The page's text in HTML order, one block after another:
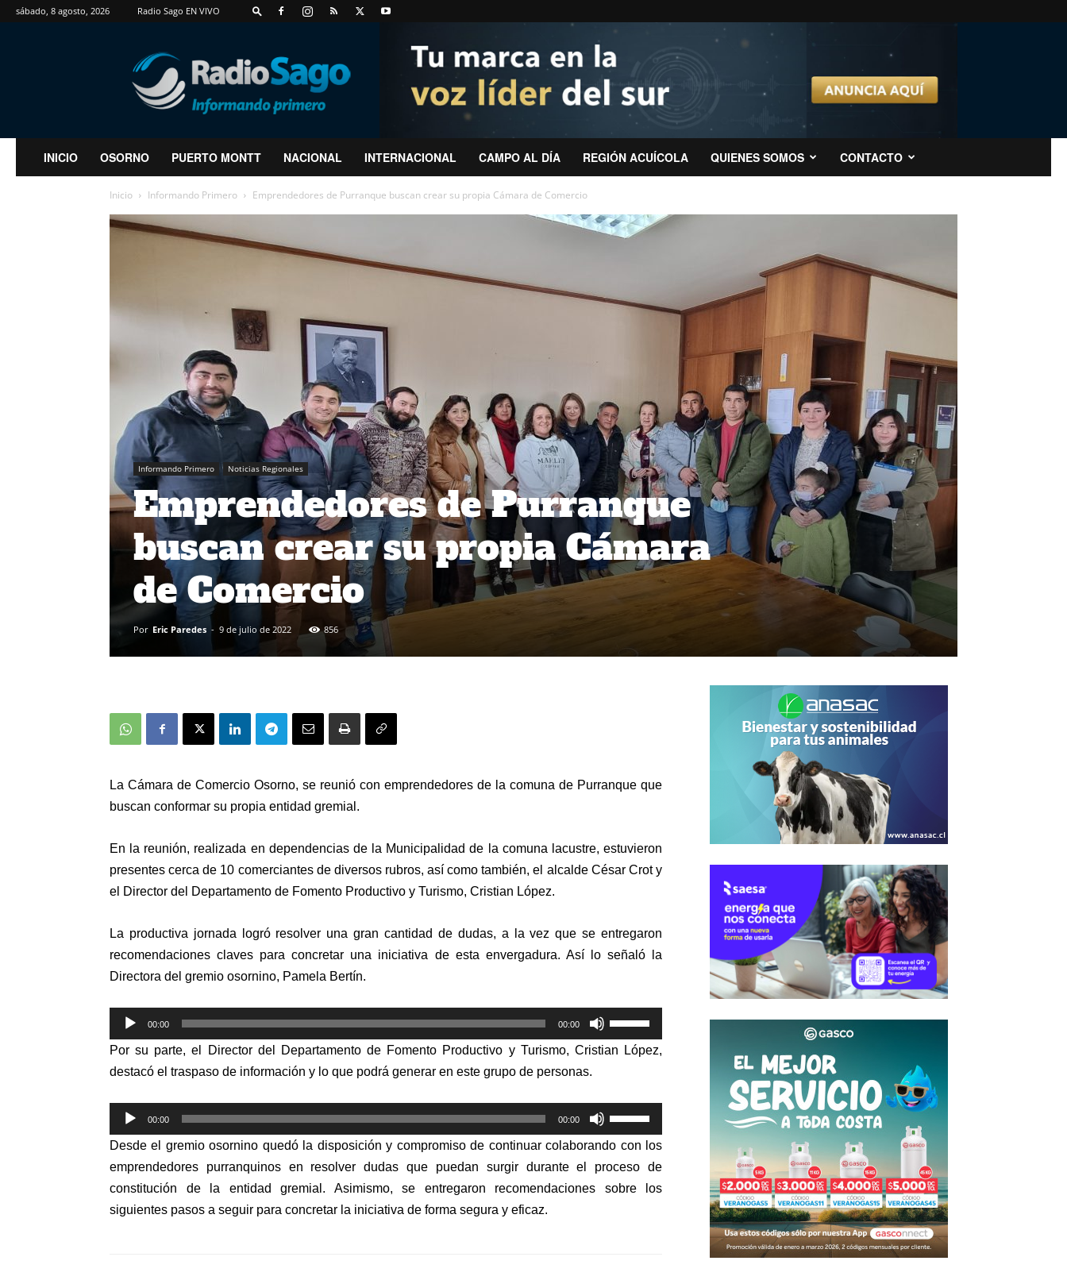
sábado, 8 agosto, 2026 Radio Sago EN VIVO
RadioSago
INICIO OSORNO PUERTO MONTT NACIONAL INTERNACIONAL CAMPO AL DÍA REGIÓN ACUÍCOLA QUIENES SOMOS CONTACTO
Inicio Informando Primero Emprendedores de Purranque buscan crear su propia Cámara de Comercio
Informando Primero Noticias Regionales
Emprendedores de Purranque
buscan crear su propia Cámara
de Comercio
Por Eric Paredes - 9 de julio de 2022 856
La Cámara de Comercio Osorno, se reunió con emprendedores de la comuna de Purranque que
buscan conformar su propia entidad gremial.
En la reunión, realizada en dependencias de la Municipalidad de la comuna lacustre, estuvieron
presentes cerca de 10 comerciantes de diversos rubros, así como también, el alcalde César Crot y
el Director del Departamento de Fomento Productivo y Turismo, Cristian López.
La productiva jornada logró resolver una gran cantidad de dudas, a la vez que se entregaron
recomendaciones claves para concretar una iniciativa de esta envergadura. Así lo señaló la
Directora del gremio osornino, Pamela Bertín.
Reproductor
de
audio
00:00 00:00
las
teclas
arriba/abajo
para
aumentar
Por su parte, el Director del Departamento de Fomento Productivo y Turismo, Cristian López,
destacó el traspaso de información y lo que podrá generar en este grupo de personas.
Reproductor
de
audio
00:00 00:00
las
teclas
de
flecha
Desde el gremio osornino quedó la disposición y compromiso de continuar colaborando con los
emprendedores purranquinos en resolver dudas que puedan surgir durante el proceso de
constitución de la entidad gremial. Asimismo, se entregaron recomendaciones sobre los
siguientes pasos a seguir para concretar la iniciativa de forma segura y eficaz.